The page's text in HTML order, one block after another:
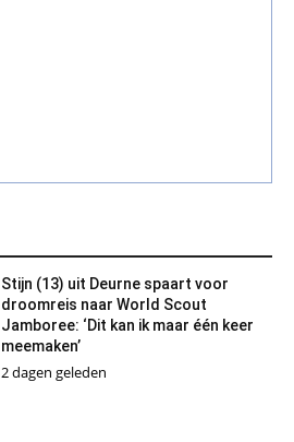
Stijn (13) uit Deurne spaart voor
droomreis naar World Scout
Jamboree: ‘Dit kan ik maar één keer
meemaken’
2 dagen geleden